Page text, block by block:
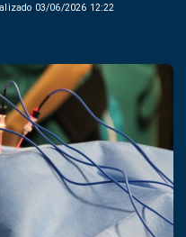
03/06/2026 12:22